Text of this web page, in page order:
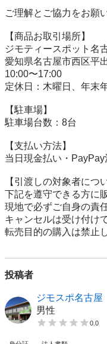
ご理解とご協力をお願
【商品お取引場所】
ジモティースポット名
愛知県名古屋市西区平
10:00〜17:00
定休日：木曜日、年末
【駐⾞場】
駐車場台数：8台
【⽀払い⽅法】
当日現金払い・PayPay
【引渡しの対象者につ
下記を遵守できる⽅に
現地で必ずご⾃⾝の責
キャンセルは受け付け
転売⽬的の購⼊は禁⽌
投稿者
ジモスポ名古屋
男性
0.0